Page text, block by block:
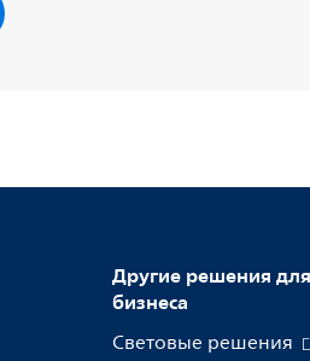
Другие решения для
бизнеса
Световые решения